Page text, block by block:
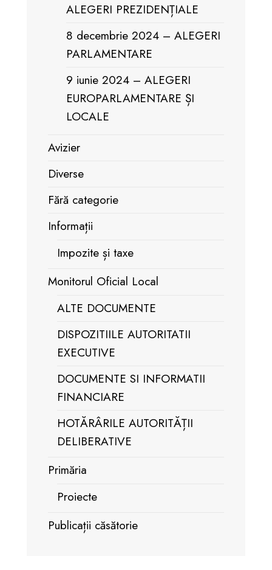
ALEGERI PREZIDENȚIALE
8 decembrie 2024 – ALEGERI
PARLAMENTARE
9 iunie 2024 – ALEGERI
EUROPARLAMENTARE ȘI
LOCALE
Avizier
Diverse
Fără categorie
Informații
Impozite și taxe
Monitorul Oficial Local
ALTE DOCUMENTE
DISPOZITIILE AUTORITATII
EXECUTIVE
DOCUMENTE SI INFORMATII
FINANCIARE
HOTĂRÂRILE AUTORITĂȚII
DELIBERATIVE
Primăria
Proiecte
Publicații căsătorie